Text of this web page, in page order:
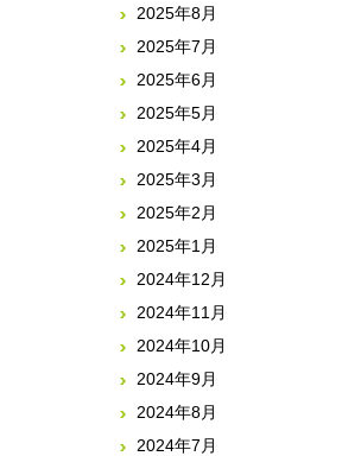
2025年8月
2025年7月
2025年6月
2025年5月
2025年4月
2025年3月
2025年2月
2025年1月
2024年12月
2024年11月
2024年10月
2024年9月
2024年8月
2024年7月